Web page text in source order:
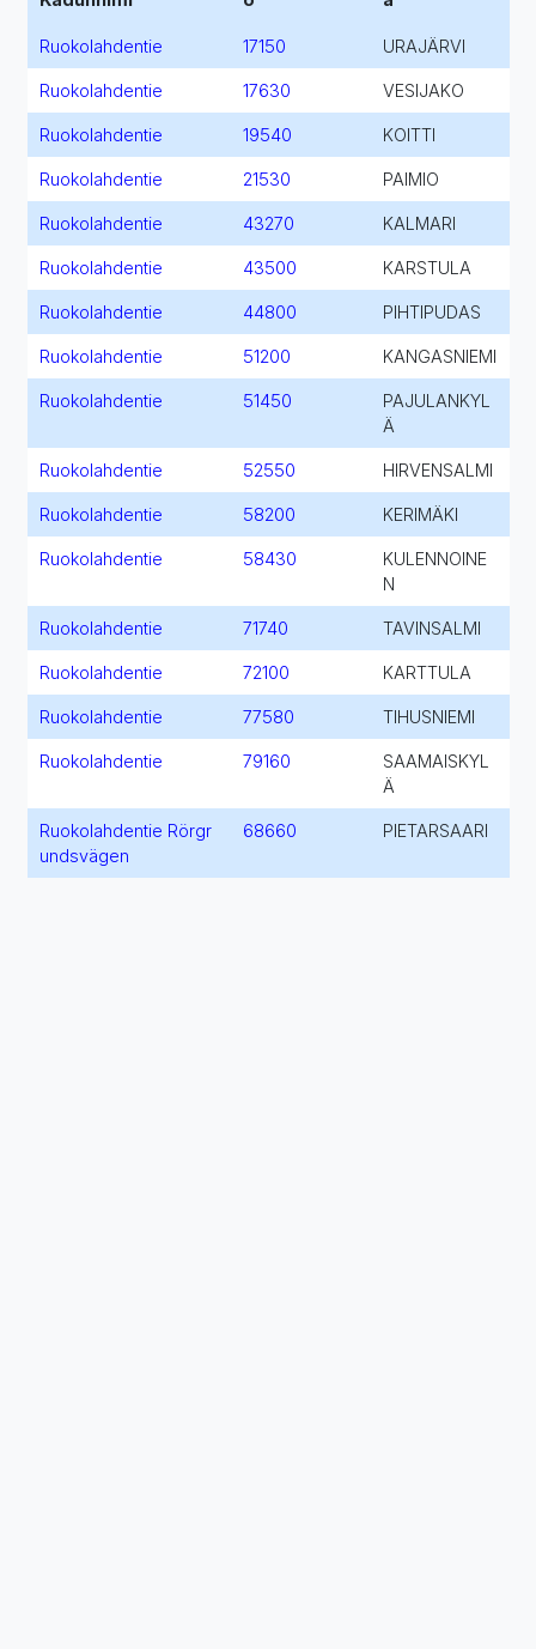
Ruokolahdentie 17150 URAJÄRVI
Ruokolahdentie 17630 VESIJAKO
Ruokolahdentie 19540 KOITTI
Ruokolahdentie 21530 PAIMIO
Ruokolahdentie 43270 KALMARI
Ruokolahdentie 43500 KARSTULA
Ruokolahdentie 44800 PIHTIPUDAS
Ruokolahdentie 51200 KANGASNIEMI
Ruokolahdentie 51450
PAJULANKYL
Ä
Ruokolahdentie 52550 HIRVENSALMI
Ruokolahdentie 58200 KERIMÄKI
Ruokolahdentie 58430
KULENNOINE
N
Ruokolahdentie 71740 TAVINSALMI
Ruokolahdentie 72100 KARTTULA
Ruokolahdentie 77580 TIHUSNIEMI
Ruokolahdentie 79160
SAAMAISKYL
Ä
Ruokolahdentie Rörgr
undsvägen
68660 PIETARSAARI